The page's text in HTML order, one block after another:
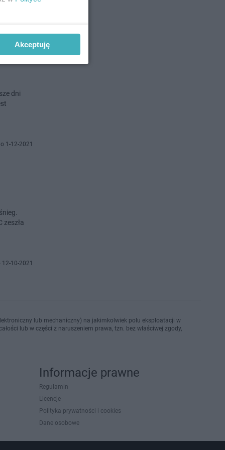
dni
1-12-2021
zeszła
10-2021
lub mechaniczny) na jakimkolwiek polu eksploatacji w
lub w części z naruszeniem prawa, tzn. bez właściwej zgody,
Informacje prawne
Regulamin
Licencje
Polityka prywatności i cookies
Dane osobowe
Akceptuję